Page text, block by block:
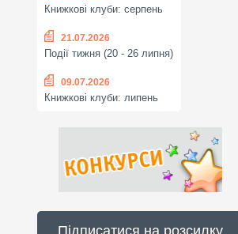
Книжкові клуби: серпень
21.07.2026
Події тижня (20 - 26 липня)
09.07.2026
Книжкові клуби: липень
Підписатися на розсилку